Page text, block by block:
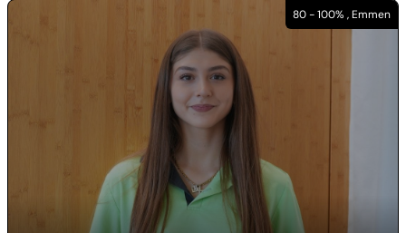
80 - 100% , Emmen